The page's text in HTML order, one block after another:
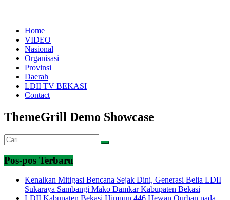
Home
VIDEO
Nasional
Organisasi
Provinsi
Daerah
LDII TV BEKASI
Contact
ThemeGrill Demo Showcase
Pos-pos Terbaru
Kenalkan Mitigasi Bencana Sejak Dini, Generasi Belia LDII
Sukaraya Sambangi Mako Damkar Kabupaten Bekasi